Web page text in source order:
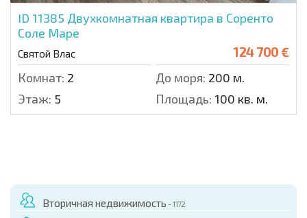
ID 11385 Двухкомнатная квартира в Соренто
Соле Маре
Святой Влас 124 700 €
Комнат: 2 До моря: 200 м.
Этаж: 5 Площадь: 100 кв. м.
Вторичная недвижимость - 1172